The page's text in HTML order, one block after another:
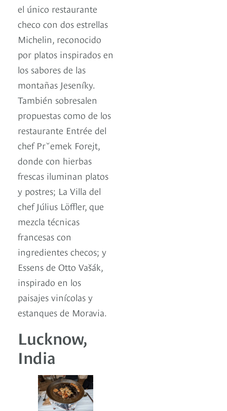
el único restaurante
checo con dos estrellas
Michelin, reconocido
por platos inspirados en
los sabores de las
montañas Jeseníky.
También sobresalen
propuestas como de los
restaurante Entrée del
chef Přemek Forejt,
donde con hierbas
frescas iluminan platos
y postres; La Villa del
chef Július Löffler, que
mezcla técnicas
francesas con
ingredientes checos; y
Essens de Otto Vašák,
inspirado en los
paisajes vinícolas y
estanques de Moravia.
Lucknow,
India